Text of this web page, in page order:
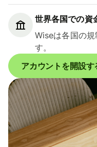
世界各国での資
Wiseは各国の規
す。
アカウントを開設す